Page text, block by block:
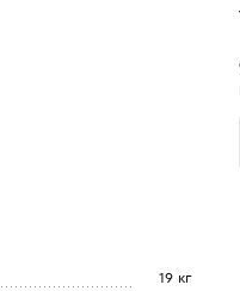
19 кг